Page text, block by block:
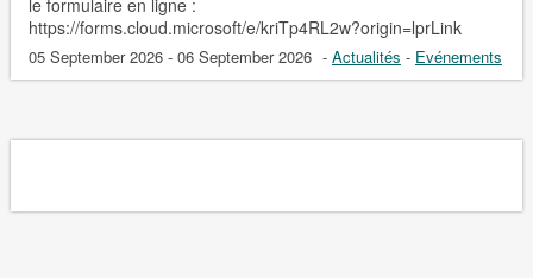
https://forms.cloud.microsoft/e/kriTp4RL2w?origin=lprLink
05 September 2026 - 06 September 2026 - Actualités - Evénements